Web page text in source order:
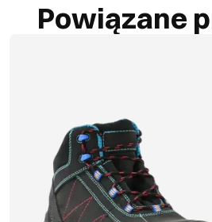
Powiązane